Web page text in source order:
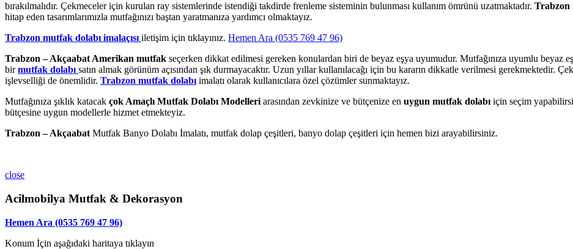
bırakılmalıdır. Çekmeceler için kurulan ray sistemlerinde istendiği takdirde frenleme sisteminin bulunması kullanım ömrünü uzatmaktadır. Trabzon
hitap eden tasarımlarımızla mutfağınızı baştan yaratmanıza yardımcı olmaktayız.
Trabzon mutfak dolabı imalaçısı iletişim için tıklayınız. Hemen Ara (0535 769 47 96)
Trabzon – Akçaabat Amerikan mutfak seçerken dikkat edilmesi gereken konulardan biri de beyaz eşya uyumudur. Mutfağınıza uyumlu beyaz
birmutfak dolabı satın almak görünüm açısından şık durmayacaktır. Uzun yıllar kullanılacağı için bu kararın dikkatle verilmesi gerekmektedir.
işlevselliği de önemlidir. Trabzon mutfak dolabı imalatı olarak kullanıcılara özel çözümler sunmaktayız.
Mutfağınıza şıklık katacak çok Amaçlı Mutfak Dolabı Modelleri arasından zevkinize ve bütçenize en uygun mutfak dolabı için seçim
bütçesine uygun modellerle hizmet etmekteyiz.
Trabzon – Akçaabat Mutfak Banyo Dolabı İmalatı, mutfak dolap çeşitleri, banyo dolap çeşitleri için hemen bizi arayabilirsiniz.
close
Acilmobilya Mutfak & Dekorasyon
Hemen Ara (0535 769 47 96)
Konum İçin aşağıdaki haritaya tıklayın